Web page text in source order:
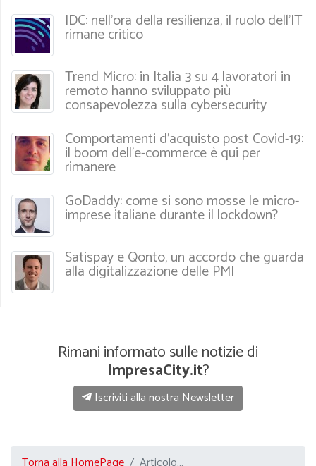
IDC: nell’ora della resilienza, il ruolo dell’IT
rimane critico
Trend Micro: in Italia 3 su 4 lavoratori in
remoto hanno sviluppato più
consapevolezza sulla cybersecurity
Comportamenti d’acquisto post Covid-19:
il boom dell’e-commerce è qui per
rimanere
GoDaddy: come si sono mosse le micro-
imprese italiane durante il lockdown?
Satispay e Qonto, un accordo che guarda
alla digitalizzazione delle PMI
Rimani informato sulle notizie di
ImpresaCity.it?
Iscriviti alla nostra Newsletter